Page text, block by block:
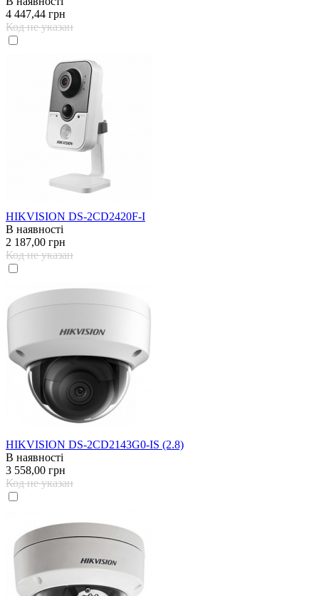
4 447,44 грн
Код не указан
HIKVISION DS-2CD2420F-I
В наявності
2 187,00 грн
Код не указан
HIKVISION DS-2CD2143G0-IS (2.8)
В наявності
3 558,00 грн
Код не указан